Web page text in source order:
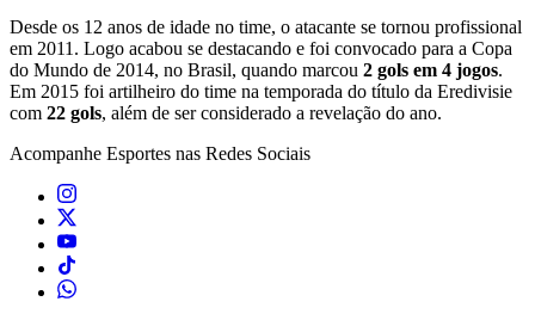
Desde os 12 anos de idade no time, o atacante se tornou profissional
em 2011. Logo acabou se destacando e foi convocado para a Copa
do Mundo de 2014, no Brasil, quando marcou 2 gols em 4 jogos.
Em 2015 foi artilheiro do time na temporada do título da Eredivisie
com 22 gols, além de ser considerado a revelação do ano.
Acompanhe Esportes nas Redes Sociais